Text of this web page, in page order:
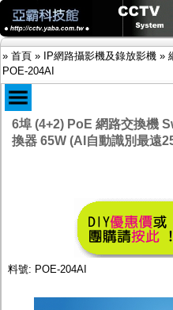
» 首頁 » IP網路攝影機及錄放影機 »
POE-204AI
商品目錄
限時促銷特惠專案
AHD DVR數位錄放影機
AHD半球型(適用屋內)
AHD中小型紅外線攝影機(適用
AHD防護罩型攝影機(適用屋外
距離遠）
旋轉型攝影機.旋轉台
6埠 (4+2) PoE 網路交換機
換器 65W (AI自動識別最遠
料號: POE-204AI